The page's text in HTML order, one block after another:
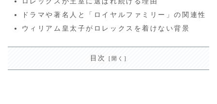
ドラマや著名人と「ロイヤルファミリー」の関連性
ウィリアム皇太子がロレックスを着けない背景
目次